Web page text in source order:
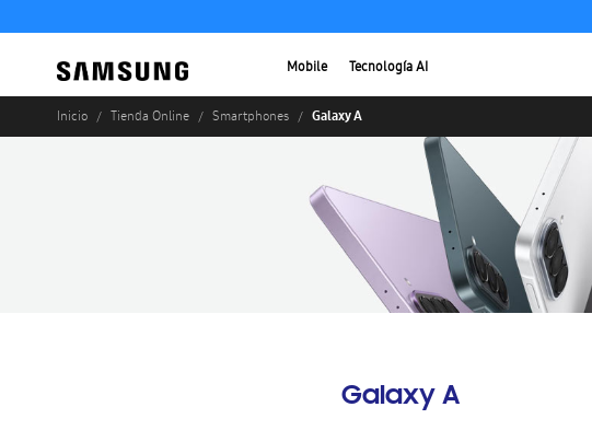
Mobile Tecnología AI
Inicio Tienda Online Smartphones Galaxy A
Galaxy A